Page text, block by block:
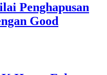
Penghapusan
Good